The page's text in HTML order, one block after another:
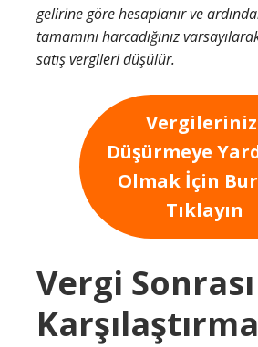
gelirine göre hesaplanır ve
tamamını harcadığınız
satış vergileri düşülür.
Düşürmeye
Olmak İçin
Tıklayın
Vergi Sonrası